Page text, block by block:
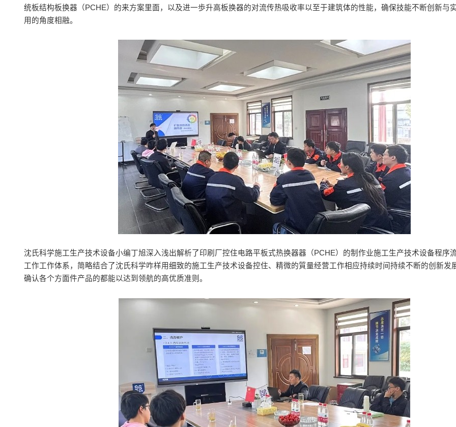
统板结构板换器（PCHE）的来方案里面，以及进一歩升高板换器的对流传热吸收率以至于建筑体的性能，确保技能不断创新与
用的角度相融。
沈氏科学施工生产技术设备小编丁旭深入浅出解析了印刷厂控住电路平板式热换器器（PCHE）的制作业施工生产技术设备程序
工作工作体系，简略结合了沈氏科学咋样用细致的施工生产技术设备控住、精微的質量经营工作相应持续时间持续不断的创新发
确认各个方面件产品的都能以达到领航的高优质准则。